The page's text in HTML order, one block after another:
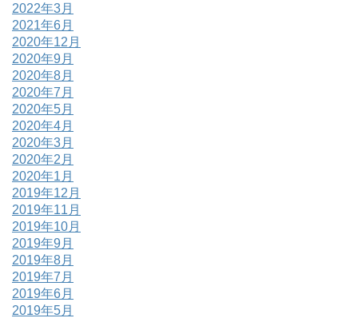
2022年3月
2021年6月
2020年12月
2020年9月
2020年8月
2020年7月
2020年5月
2020年4月
2020年3月
2020年2月
2020年1月
2019年12月
2019年11月
2019年10月
2019年9月
2019年8月
2019年7月
2019年6月
2019年5月